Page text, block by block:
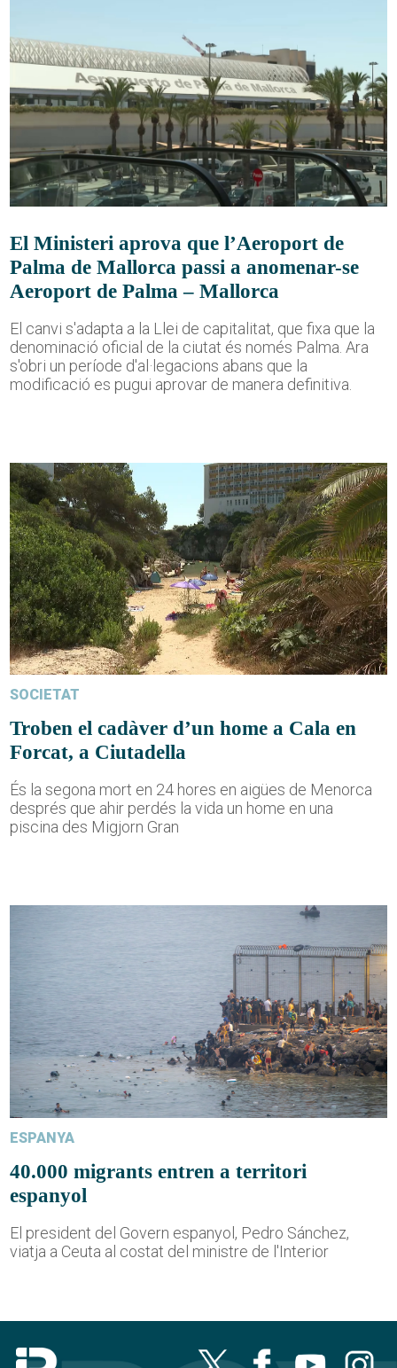
El Ministeri aprova que l’Aeroport de
Palma de Mallorca passi a anomenar-se
Aeroport de Palma – Mallorca
El canvi s'adapta a la Llei de capitalitat, que fixa que la
denominació oficial de la ciutat és només Palma. Ara
s'obri un període d'al·legacions abans que la
modificació es pugui aprovar de manera definitiva.
SOCIETAT
Troben el cadàver d’un home a Cala en
Forcat, a Ciutadella
És la segona mort en 24 hores en aigües de Menorca
després que ahir perdés la vida un home en una
piscina des Migjorn Gran
ESPANYA
40.000 migrants entren a territori
espanyol
El president del Govern espanyol, Pedro Sánchez,
viatja a Ceuta al costat del ministre de l'Interior